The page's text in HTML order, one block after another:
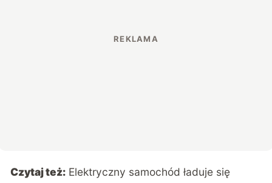
Czytaj też: Elektryczny samochód ładuje się